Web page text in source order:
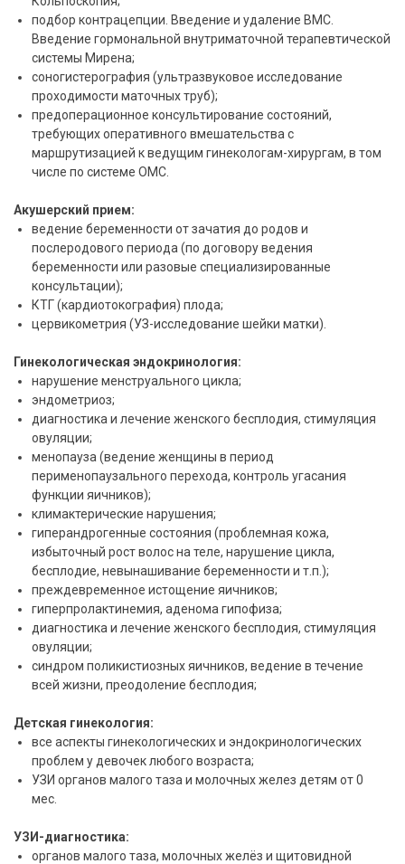
подбор контрацепции. Введение и удаление ВМС.
Введение гормональной внутриматочной терапевтической
системы Мирена;
соногистерография (ультразвуковое исследование
проходимости маточных труб);
предоперационное консультирование состояний,
требующих оперативного вмешательства с
маршрутизацией к ведущим гинекологам-хирургам, в том
числе по системе ОМС.
Акушерский прием:
ведение беременности от зачатия до родов и
послеродового периода (по договору ведения
беременности или разовые специализированные
консультации);
КТГ (кардиотокография) плода;
цервикометрия (УЗ-исследование шейки матки).
Гинекологическая эндокринология:
нарушение менструального цикла;
эндометриоз;
диагностика и лечение женского бесплодия, стимуляция
овуляции;
менопауза (ведение женщины в период
перименопаузального перехода, контроль угасания
функции яичников);
климактерические нарушения;
гиперандрогенные состояния (проблемная кожа,
избыточный рост волос на теле, нарушение цикла,
бесплодие, невынашивание беременности и т.п.);
преждевременное истощение яичников;
гиперпролактинемия, аденома гипофиза;
диагностика и лечение женского бесплодия, стимуляция
овуляции;
синдром поликистиозных яичников, ведение в течение
всей жизни, преодоление бесплодия;
Детская гинекология:
все аспекты гинекологических и эндокринологических
проблем у девочек любого возраста;
УЗИ органов малого таза и молочных желез детям от 0
мес.
УЗИ-диагностика:
органов малого таза, молочных желёз и щитовидной